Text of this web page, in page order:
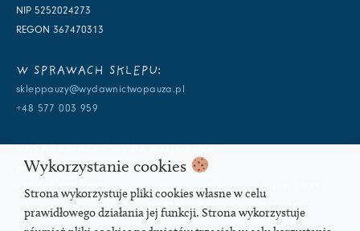
NIP 5252024273
REGON 367470313
W SPRAWACH SKLEPU:
skleppauzy@wydawnictwopauza.pl
+48 577 003 959
info@wydawnictwopauza.pl
+48 501 177 119 (czynny w dni powszednie w godzinach 11-15,
proszę o wysłanie wiadomości SMS, gdybym nie odbierała)
Wykorzystanie cookies
Strona wykorzystuje pliki cookies własne w celu
prawidłowego działania jej funkcji. Strona wykorzystuje